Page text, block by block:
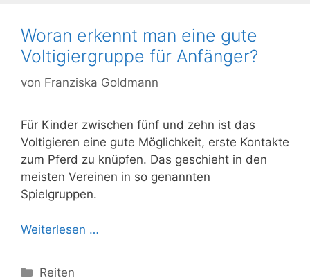
Woran erkennt man eine gute
Voltigiergruppe für Anfänger?
von Franziska Goldmann
Für Kinder zwischen fünf und zehn ist das
Voltigieren eine gute Möglichkeit, erste Kontakte
zum Pferd zu knüpfen. Das geschieht in den
meisten Vereinen in so genannten
Spielgruppen.
Weiterlesen …
Kategorien
Reiten